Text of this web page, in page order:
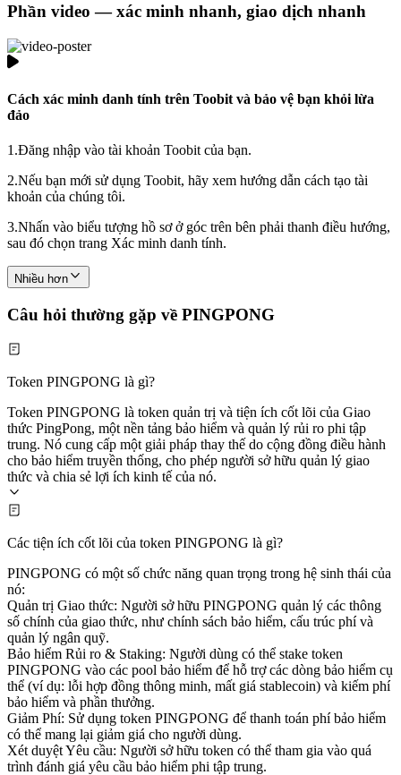
Phần video — xác minh nhanh, giao dịch nhanh
Cách xác minh danh tính trên Toobit và bảo vệ bạn khỏi lừa
đảo
1.Đăng nhập vào tài khoản Toobit của bạn.
2.Nếu bạn mới sử dụng Toobit, hãy xem hướng dẫn cách tạo tài
khoản của chúng tôi.
3.Nhấn vào biểu tượng hồ sơ ở góc trên bên phải thanh điều hướng,
sau đó chọn trang Xác minh danh tính.
Nhiều hơn
Câu hỏi thường gặp về PINGPONG
Token PINGPONG là gì?
Token PINGPONG là token quản trị và tiện ích cốt lõi của Giao
thức PingPong, một nền tảng bảo hiểm và quản lý rủi ro phi tập
trung. Nó cung cấp một giải pháp thay thế do cộng đồng điều hành
cho bảo hiểm truyền thống, cho phép người sở hữu quản lý giao
thức và chia sẻ lợi ích kinh tế của nó.
Các tiện ích cốt lõi của token PINGPONG là gì?
PINGPONG có một số chức năng quan trọng trong hệ sinh thái của
nó:
Quản trị Giao thức: Người sở hữu PINGPONG quản lý các thông
số chính của giao thức, như chính sách bảo hiểm, cấu trúc phí và
quản lý ngân quỹ.
Bảo hiểm Rủi ro & Staking: Người dùng có thể stake token
PINGPONG vào các pool bảo hiểm để hỗ trợ các dòng bảo hiểm cụ
thể (ví dụ: lỗi hợp đồng thông minh, mất giá stablecoin) và kiếm phí
bảo hiểm và phần thưởng.
Giảm Phí: Sử dụng token PINGPONG để thanh toán phí bảo hiểm
có thể mang lại giảm giá cho người dùng.
Xét duyệt Yêu cầu: Người sở hữu token có thể tham gia vào quá
trình đánh giá yêu cầu bảo hiểm phi tập trung.